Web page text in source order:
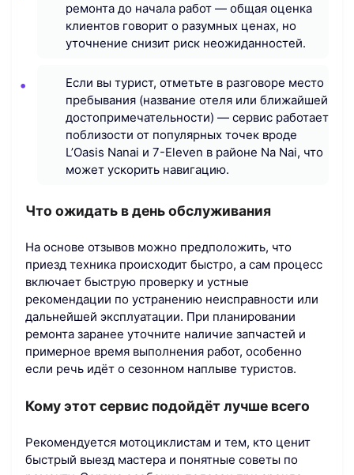
ремонта до начала работ — общая оценка
клиентов говорит о разумных ценах, но
уточнение снизит риск неожиданностей.
Если вы турист, отметьте в разговоре место
пребывания (название отеля или ближайшей
достопримечательности) — сервис работает
поблизости от популярных точек вроде
L’Oasis Nanai и 7-Eleven в районе Na Nai, что
может ускорить навигацию.
Что ожидать в день обслуживания
На основе отзывов можно предположить, что
приезд техника происходит быстро, а сам процесс
включает быструю проверку и устные
рекомендации по устранению неисправности или
дальнейшей эксплуатации. При планировании
ремонта заранее уточните наличие запчастей и
примерное время выполнения работ, особенно
если речь идёт о сезонном наплыве туристов.
Кому этот сервис подойдёт лучше всего
Рекомендуется мотоциклистам и тем, кто ценит
быстрый выезд мастера и понятные советы по